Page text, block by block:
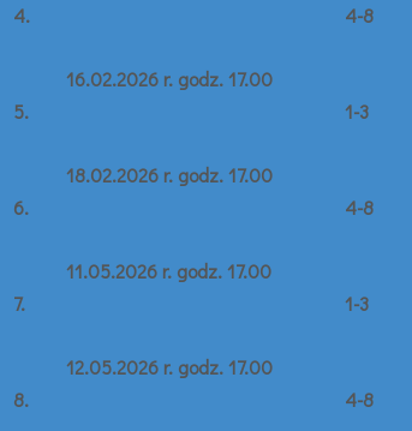
4.
4-8
5.
16.02.2026 r. godz. 17.00
1-3
6.
18.02.2026 r. godz. 17.00
4-8
7.
11.05.2026 r. godz. 17.00
1-3
8.
12.05.2026 r. godz. 17.00
4-8